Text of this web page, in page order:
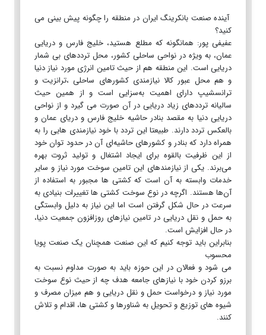
آینده صنعت بانکرینگ ایران در منطقه را چگونه پیش بینی می
کنید؟
عفیفی پور: همانگونه که مطلع هستید، خلیج فارس و دریایی
عمان، به ویژه در نواحی ساحلی کشور، محل ترددهای بی شمار
دریایی است. این منطقه هم از حیث تامین انرژی مورد نیاز دنیا
و هم محل عبور کالا نیازمندی کشورهای ساحلی ،ترانزیت و
ترانسشیپ دارای اهمیت به‌سزایی است و از همین حیث
سالیانه ترددهای زیاد دریایی در آن صورت می گیرد و از نواحی
دریایی دنیا به مقصد بنادر حاشیه خلیج فارس و دریای عمان و
بالعکس تردد دارند. طبیعتا این تردد با خود نیازمندی هایی را به
همراه دارد که بنادر و کشورهای حاشیه‌ای آن در حدود توان خود
از این ظرفیت بالقوه برای ایجاد اشتغال و تولید ثروت بهره
می‌برند. یکی از نیازمندهای این تامین سوخت مورد نیاز و سایر
خدمات وابسته به آن است که کشتی ها مجبور به استفاده از
آن‌ها هستند. اگرچه در نوع سوخت کشتی ها تغییرات بنیادی به
سرعت در حال شکل گرفتن است اما این نیاز به دلیل وابستگی
به حمل و نقل دریایی در تامین نیازهای روزافزون جمعیت دنیا،
در حال افزایش است.
بنابراین باید توجه کنیم که این صنعت همچنان یک صنعت پویا
محسوب
می شود و فعالان در این حوزه باید به صورت مداوم نسبت به
برزو کردن خود با نیازهای جامعه هدف چه از حیث نوع سوخت
مورد نیاز و درخواست حمل و نقل دریایی و هم میزان مصرف و
شیوه های توزیع و تحویل به شناورها و کشتی ها، اقدام و تلاش
کنند.